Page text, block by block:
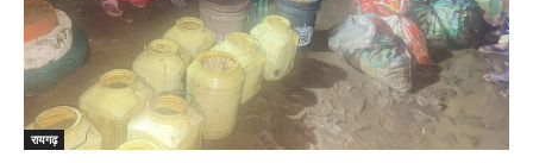
रायगढ़